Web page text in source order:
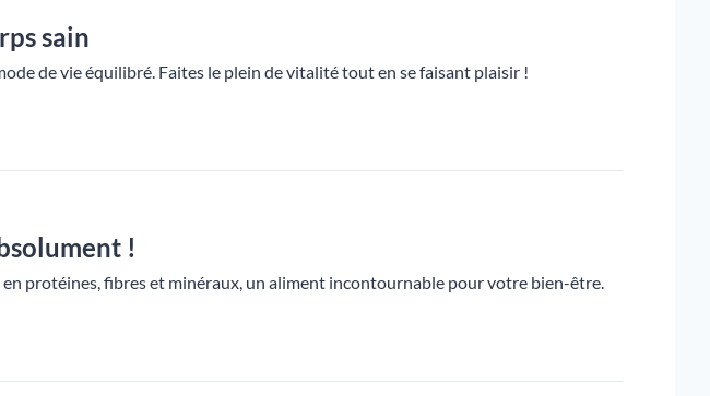
sain
de vie équilibré. Faites le plein de vitalité tout en se faisant plaisir !
!
protéines, fibres et minéraux, un aliment incontournable pour votre bien-être.